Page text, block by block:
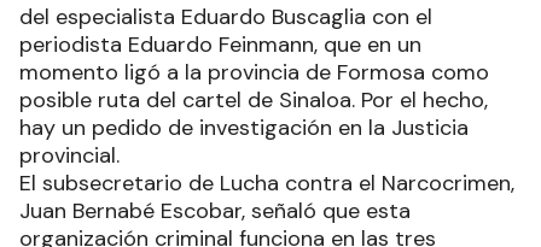
del especialista Eduardo Buscaglia con el
periodista Eduardo Feinmann, que en un
momento ligó a la provincia de Formosa como
posible ruta del cartel de Sinaloa. Por el hecho,
hay un pedido de investigación en la Justicia
provincial.
El subsecretario de Lucha contra el Narcocrimen,
Juan Bernabé Escobar, señaló que esta
organización criminal funciona en las tres